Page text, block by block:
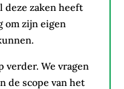
deze zaken heeft
om zijn eigen
verder. We vragen
de scope van het